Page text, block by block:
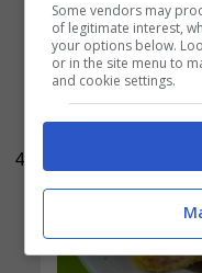
4
Ed ecco pronti
tramezzini
Some vendors may
of legitimate interest,
your options below.
or in the site menu to
and cookie settings.